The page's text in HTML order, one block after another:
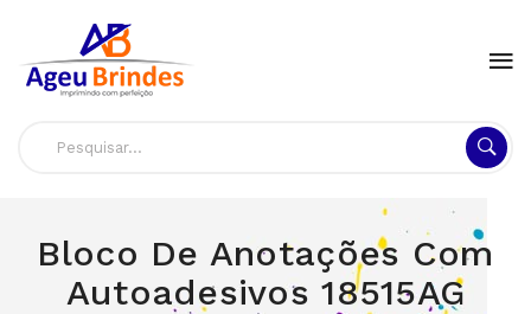
Bloco De Anotações Com
Autoadesivos 18515AG